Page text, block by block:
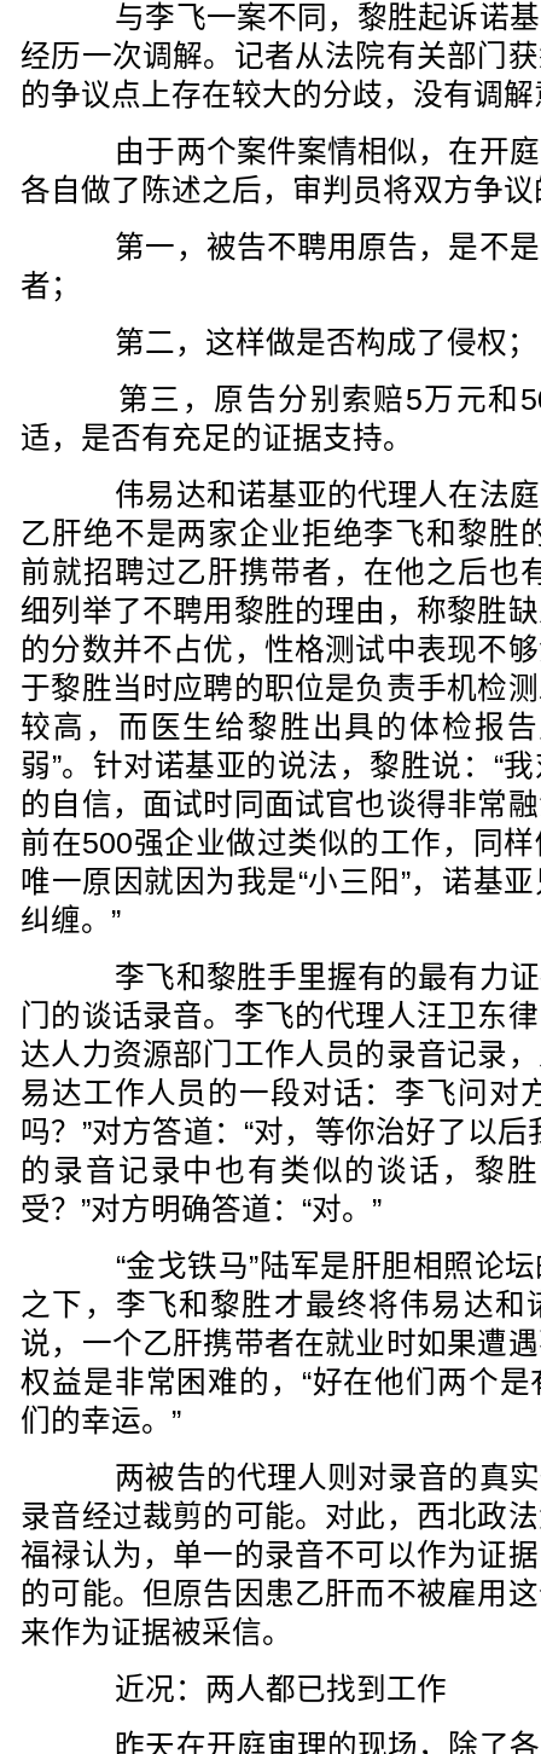
与李飞一案不同，黎胜起诉诺基
经历一次调解。记者从法院有关部门
的争议点上存在较大的分歧，没有调
由于两个案件案情相似，在开庭
各自做了陈述之后，审判员将双方争
第一，被告不聘用原告，是不是
者；
第二，这样做是否构成了侵权；
第三，原告分别索赔5万元和
适，是否有充足的证据支持。
伟易达和诺基亚的代理人在法庭
乙肝绝不是两家企业拒绝李飞和黎胜
前就招聘过乙肝携带者，在他之后也
细列举了不聘用黎胜的理由，称黎胜
的分数并不占优，性格测试中表现不
于黎胜当时应聘的职位是负责手机检
较高，而医生给黎胜出具的体检报
弱”。针对诺基亚的说法，黎胜说：“
的自信，面试时同面试官也谈得非常
前在500强企业做过类似的工作，同
唯一原因就因为我是“小三阳”，诺基
纠缠。”
李飞和黎胜手里握有的最有力证
门的谈话录音。李飞的代理人汪卫东
达人力资源部门工作人员的录音记录
易达工作人员的一段对话：李飞问对
吗？”对方答道：“对，等你治好了以
的录音记录中也有类似的谈话，黎
受？”对方明确答道：“对。”
“金戈铁马”陆军是肝胆相照论坛
之下，李飞和黎胜才最终将伟易达和
说，一个乙肝携带者在就业时如果遭
权益是非常困难的，“好在他们两个
们的幸运。”
两被告的代理人则对录音的真实
录音经过裁剪的可能。对此，西北政
福禄认为，单一的录音不可以作为证
的可能。但原告因患乙肝而不被雇用
来作为证据被采信。
近况：两人都已找到工作
昨天在开庭审理的现场，除了各